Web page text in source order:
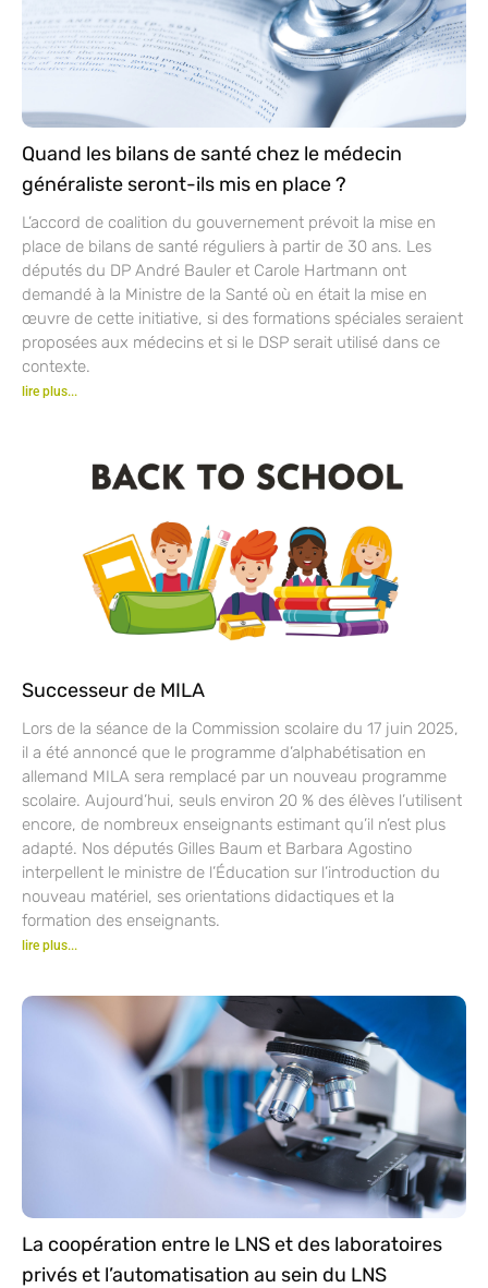
Quand les bilans de santé chez le médecin
généraliste seront-ils mis en place ?
L’accord de coalition du gouvernement prévoit la mise en
place de bilans de santé réguliers à partir de 30 ans. Les
députés du DP André Bauler et Carole Hartmann ont
demandé à la Ministre de la Santé où en était la mise en
œuvre de cette initiative, si des formations spéciales seraient
proposées aux médecins et si le DSP serait utilisé dans ce
contexte.
lire plus...
Successeur de MILA
Lors de la séance de la Commission scolaire du 17 juin 2025,
il a été annoncé que le programme d’alphabétisation en
allemand MILA sera remplacé par un nouveau programme
scolaire. Aujourd’hui, seuls environ 20 % des élèves l’utilisent
encore, de nombreux enseignants estimant qu’il n’est plus
adapté. Nos députés Gilles Baum et Barbara Agostino
interpellent le ministre de l’Éducation sur l’introduction du
nouveau matériel, ses orientations didactiques et la
formation des enseignants.
lire plus...
La coopération entre le LNS et des laboratoires
privés et l’automatisation au sein du LNS